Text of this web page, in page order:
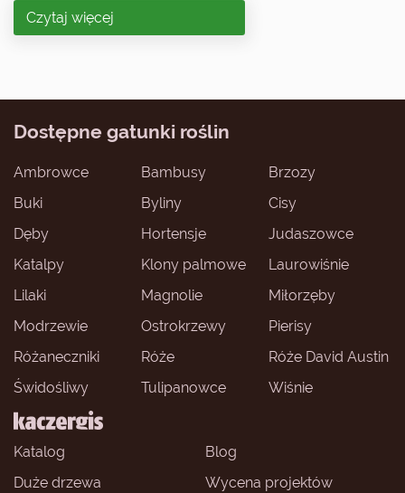
zacienionych. Cis może nie jest najszybciej rosnącą
dzieci lub zwierzęta, należy zachować ostrożność.
Czytaj więcej
Katalog
Blog
Duże drzewa
Wycena projektów
Dostępne gatunki roślin
Ambrowce Bambusy
Brzozy
Buki
Byliny
Cisy
Dęby
Hortensje
Judaszowce
Katalpy
Klony palmowe
Laurowiśnie
Lilaki
Magnolie
Miłorzęby
Modrzewie
Ostrokrzewy
Pierisy
Różaneczniki
Róże
Róże David Austin
Świdośliwy
Tulipanowce Wiśnie